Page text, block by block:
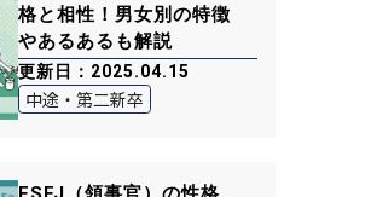
格と相性！男女別の特徴
やあるあるも解説
更新日：2025.04.15
中途・第二新卒